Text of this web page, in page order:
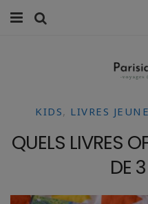
KIDS, LIVRES
QUELS LIVRES
DE